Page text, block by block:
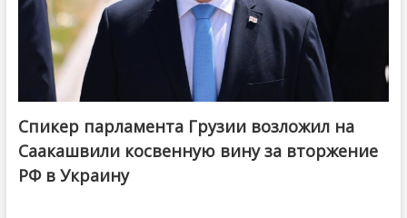
Спикер парламента Грузии возложил на
Саакашвили косвенную вину за вторжение
РФ в Украину